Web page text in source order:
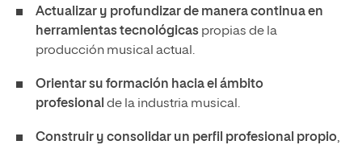
Actualizar y profundizar de manera continua en
herramientas tecnológicas propias de la
producción musical actual.
Orientar su formación hacia el ámbito
profesional de la industria musical.
Construir y consolidar un perfil profesional propio,